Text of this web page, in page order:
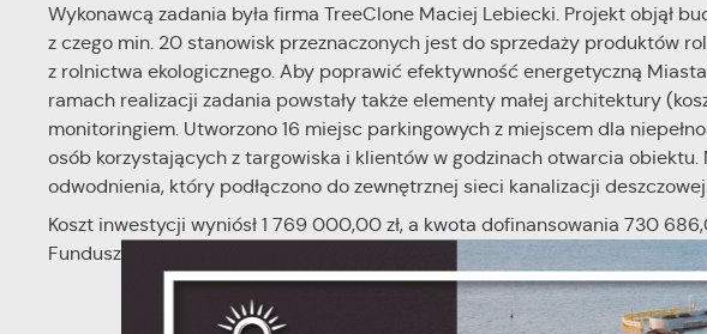
Wykonawcą zadania była firma TreeClone Maciej Lebiecki. Projekt objął
z czego min. 20 stanowisk przeznaczonych jest do sprzedaży produktów
z rolnictwa ekologicznego. Aby poprawić efektywność energetyczną
ramach realizacji zadania powstały także elementy małej architektury
monitoringiem. Utworzono 16 miejsc parkingowych z miejscem dla
osób korzystających z targowiska i klientów w godzinach otwarcia
odwodnienia, który podłączono do zewnętrznej sieci kanalizacji deszczowej.
Koszt inwestycji wyniósł 1 769 000,00 zł, a kwota dofinansowania 730
Funduszu Rolnego na rzecz Rozwoju Obszarów Wiejskich w ramach
Ustawienia
Szanujemy Twoją
wszystkie. W dowolnym